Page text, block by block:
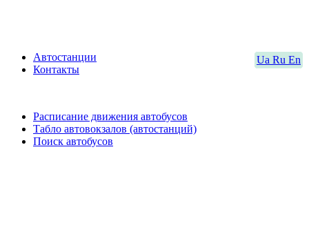
Ua Ru En
Автостанции
Контакты
Расписание движения автобусов
Табло автовокзалов (автостанций)
Поиск автобусов